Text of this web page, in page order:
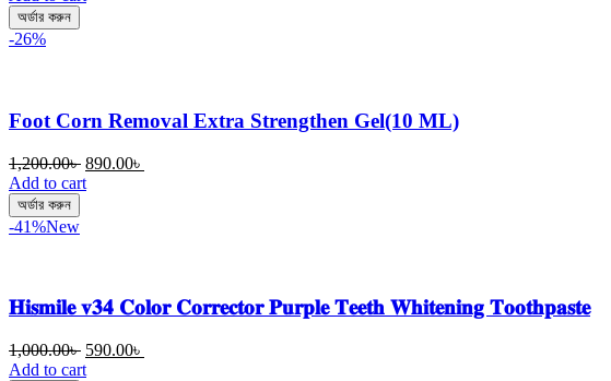
অর্ডার করুন
-26%
Foot Corn Removal Extra Strengthen Gel(10 ML)
1,200.00৳ Original
price
890.00৳
Add to cart
অর্ডার করুন
-41%New
𝐇𝐢𝐬𝐦𝐢𝐥𝐞 𝐯𝟑𝟒 𝐂𝐨𝐥𝐨𝐫 𝐂𝐨𝐫𝐫𝐞𝐜𝐭𝐨𝐫 𝐏𝐮𝐫𝐩𝐥𝐞 𝐓𝐞𝐞𝐭𝐡 𝐖𝐡𝐢𝐭𝐞𝐧𝐢𝐧𝐠 𝐓𝐨𝐨𝐭𝐡𝐩𝐚𝐬𝐭𝐞
1,000.00৳ Original
price
590.00৳
Add to cart